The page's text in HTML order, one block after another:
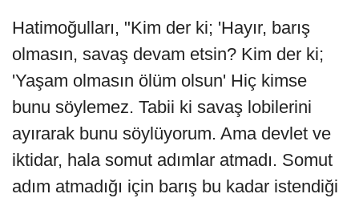
Hatimoğulları, "Kim der ki; 'Hayır, barış
olmasın, savaş devam etsin? Kim der ki;
'Yaşam olmasın ölüm olsun' Hiç kimse
bunu söylemez. Tabii ki savaş lobilerini
ayırarak bunu söylüyorum. Ama devlet ve
iktidar, hala somut adımlar atmadı. Somut
adım atmadığı için barış bu kadar istendiği